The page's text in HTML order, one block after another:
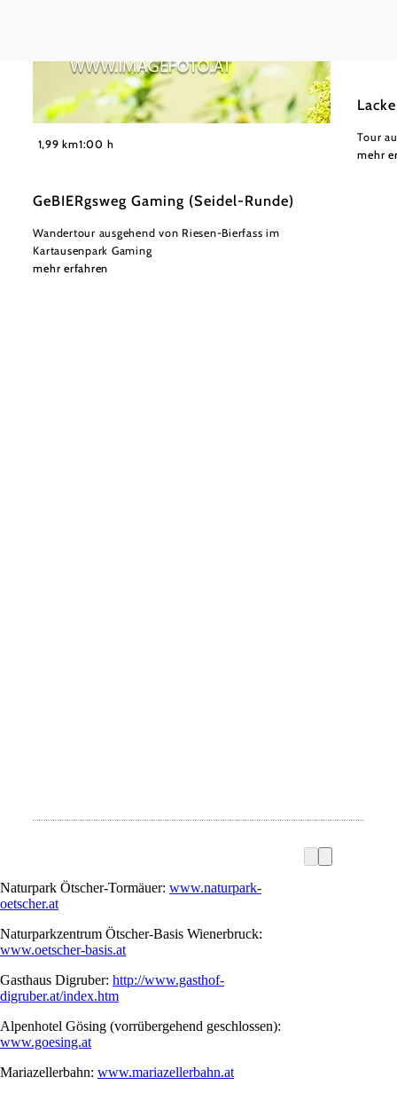
©
Theo Kust
1,99 km1:00 h
GeBIERgsweg Gaming (Seidel-Runde)
Wandertour ausgehend von Riesen-Bierfass im
Kartausenpark Gaming
mehr erfahren
Tour
mehr
Naturpark Ötscher-Tormäuer: www.naturpark-
oetscher.at
Naturparkzentrum Ötscher-Basis Wienerbruck:
www.oetscher-basis.at
Gasthaus Digruber: http://www.gasthof-
digruber.at/index.htm
Alpenhotel Gösing (vorrübergehend geschlossen):
www.goesing.at
Mariazellerbahn: www.mariazellerbahn.at